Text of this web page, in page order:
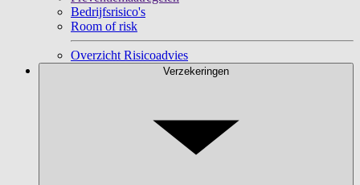
Bedrijfsrisico's
Room of risk
Overzicht Risicoadvies
Verzekeringen